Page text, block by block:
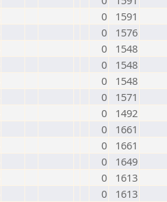
0
1591
0
1576
0
1548
0
1548
0
1548
0
1571
0
1492
0
1661
0
1661
0
1649
0
1613
0
1613